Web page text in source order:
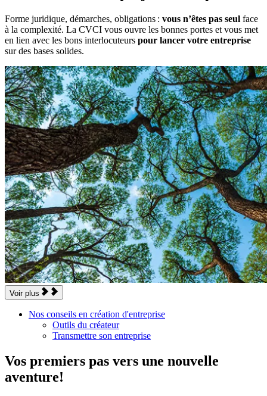
Forme juridique, démarches, obligations : vous n’êtes pas seul face
à la complexité. La CVCI vous ouvre les bonnes portes et vous met
en lien avec les bons interlocuteurs pour lancer votre entreprise
sur des bases solides.
Voir plus
Nos conseils en création d'entreprise
Outils du créateur
Transmettre son entreprise
Vos premiers pas vers une nouvelle
aventure!